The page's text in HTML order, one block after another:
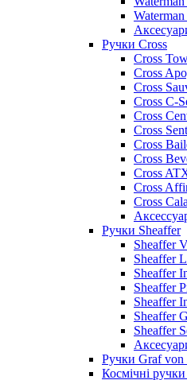
Ручки Cross
Cross
Cross
Cross
Cross C-
Cross
Cross
Cross
Cross
Cross
Cross
Cross
Ручки Sheaffer
Sheaffer
Sheaffer
Sheaffer
Sheaffer
Sheaffer
Sheaffer
Sheaffer
Ручки Graf von
Космічні